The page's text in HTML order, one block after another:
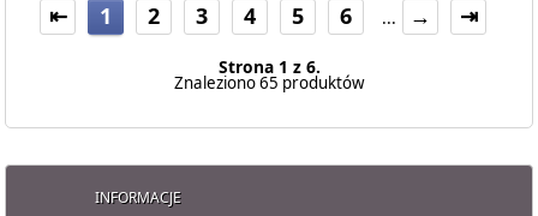
⇤ 1 2 3 4 5 6 ... → ⇥
Strona 1 z 6.
Znaleziono 65 produktów
INFORMACJE